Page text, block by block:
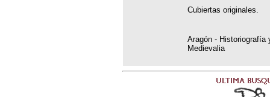
Cubiertas originales.
Aragón - Historiografía
Medievalia